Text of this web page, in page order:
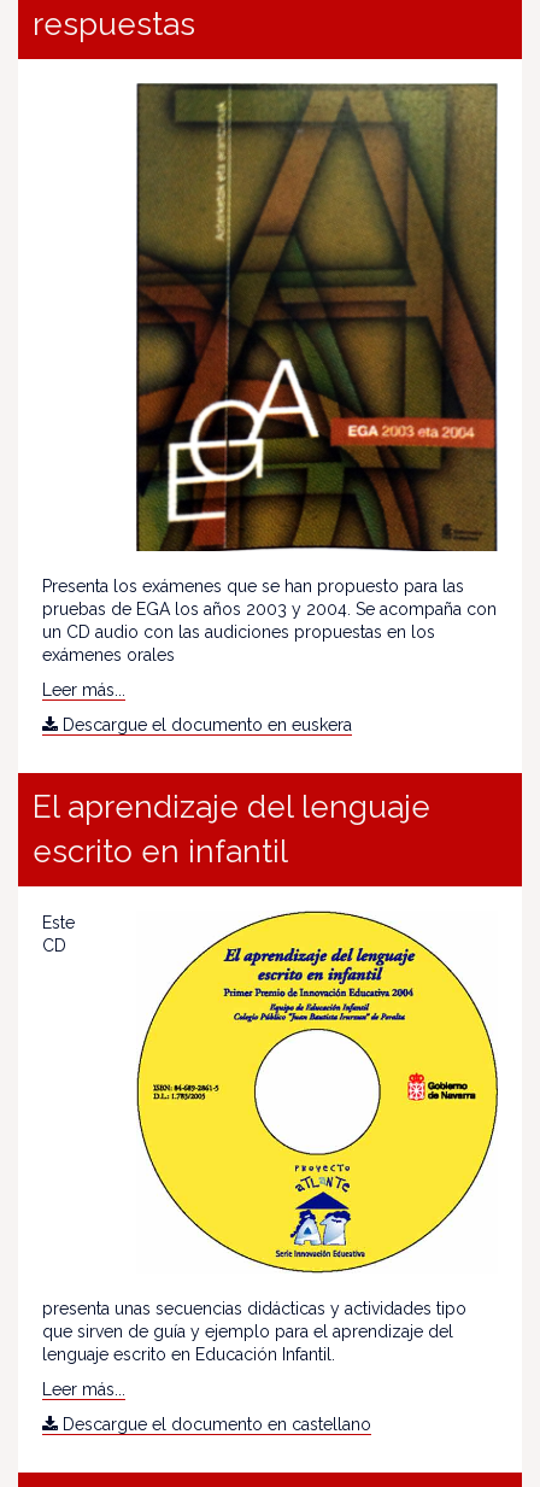
respuestas
Presenta los exámenes que se han propuesto para las
pruebas de EGA los años 2003 y 2004. Se acompaña con
un CD audio con las audiciones propuestas en los
exámenes orales
Leer más...
Descargue el documento en euskera
El aprendizaje del lenguaje
escrito en infantil
Este
CD
presenta unas secuencias didácticas y actividades tipo
que sirven de guía y ejemplo para el aprendizaje del
lenguaje escrito en Educación Infantil.
Leer más...
Descargue el documento en castellano